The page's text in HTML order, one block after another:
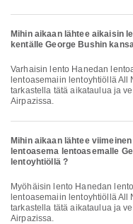
Mihin aikaan lähtee aikaisin
kentälle George Bushin
Varhaisin lento Hanedan lentoasemasta George Bushin kansainvälinen
lentoasemaiin lentoyhtiöllä All
tarkastella tätä aikataulua ja
Airpazissa.
Mihin aikaan lähtee
lentoasema lentoasemalle
lentoyhtiöllä ?
Myöhäisin lento Hanedan lentoasemasta George Bushin kansainvälinen
lentoasemaiin lentoyhtiöllä All
tarkastella tätä aikataulua ja
Airpazissa.